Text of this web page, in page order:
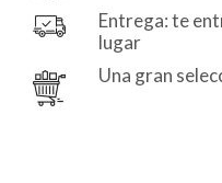
Entrega: te
lugar
Una gran